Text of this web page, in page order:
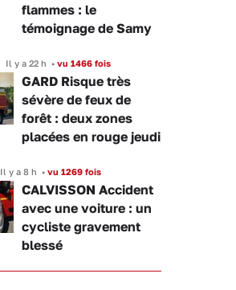
flammes : le
témoignage de Samy
Il y a 22 h • vu 1466 fois
GARD Risque très
sévère de feux de
forêt : deux zones
placées en rouge jeudi
Il y a 8 h • vu 1269 fois
CALVISSON Accident
avec une voiture : un
cycliste gravement
blessé